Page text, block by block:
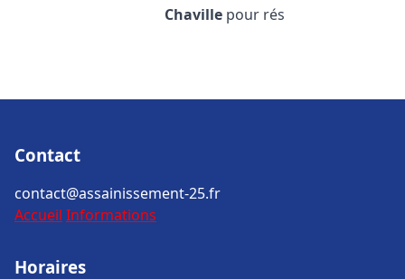
Chaville pour rés
Contact
contact@assainissement-25.fr
Accueil Informations
Horaires